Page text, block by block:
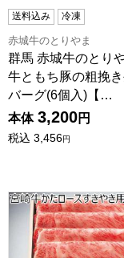
送料込み 冷凍
赤城牛のとりやま
群馬 赤城牛のとり
牛ともち豚の粗挽
バーグ(6個入)【…
本体 3,200円
税込 3,456円
宮崎県産 宮崎牛か